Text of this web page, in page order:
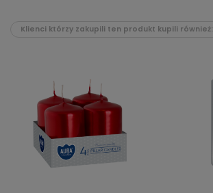
Klienci którzy zakupili ten produkt kupili również: